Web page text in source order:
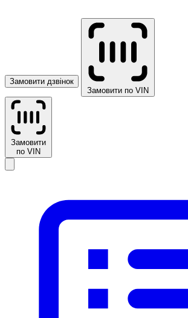
Замовити дзвінок
Замовити по VIN
Замовити
по VIN